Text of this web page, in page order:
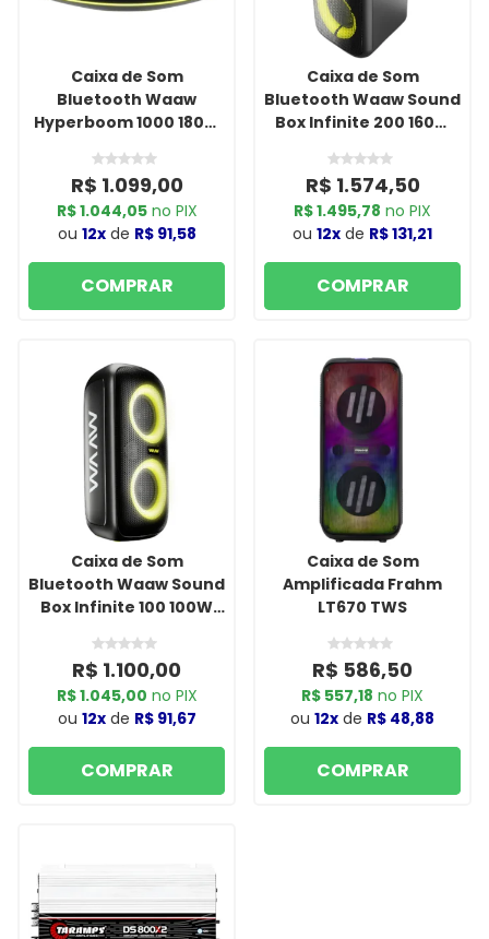
Caixa de Som
Bluetooth Waaw
Hyperboom 1000 180W
Power Bank e Função
TWS Preto/Verde
R$ 1.099,00
R$ 1.044,05no PIX
ou 12xde R$ 91,58
COMPRAR
Caixa de Som
Bluetooth Waaw Sound
Box Infinite 200 160W
Bass, Entradas P10, USB
e Bateria de 12h
Preto/Verde
R$ 1.574,50
R$ 1.495,78 no PIX
ou 12x de R$ 131,21
COMPRAR
Caixa de Som
Bluetooth Waaw Sound
Box Infinite 100 100W
Power Bass e IPX4
Preto/Verde
R$ 1.100,00
R$ 1.045,00 no PIX
ou 12xde R$ 91,67
COMPRAR
Caixa de Som
Amplificada Frahm
LT670 TWS
R$ 586,50
R$ 557,18 no PIX
ou 12x de R$ 48,88
COMPRAR